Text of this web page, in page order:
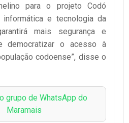
para o projeto Codó
e tecnologia da
mais segurança e
democratizar o acesso à
codoense”, disse o
grupo de WhatsApp do
Maramais